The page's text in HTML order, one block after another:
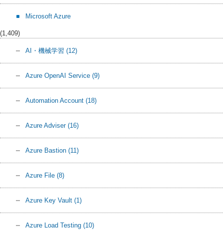
Microsoft Azure
(1,409)
AI・機械学習 (12)
Azure OpenAI Service (9)
Automation Account (18)
Azure Adviser (16)
Azure Bastion (11)
Azure File (8)
Azure Key Vault (1)
Azure Load Testing (10)